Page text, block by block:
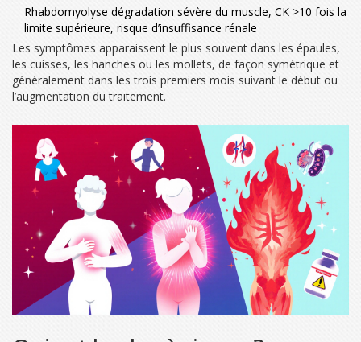
Rhabdomyolyse dégradation sévère du muscle, CK >10 fois la
limite supérieure, risque d’insuffisance rénale
Les symptômes apparaissent le plus souvent dans les épaules,
les cuisses, les hanches ou les mollets, de façon symétrique et
généralement dans les trois premiers mois suivant le début ou
l’augmentation du traitement.